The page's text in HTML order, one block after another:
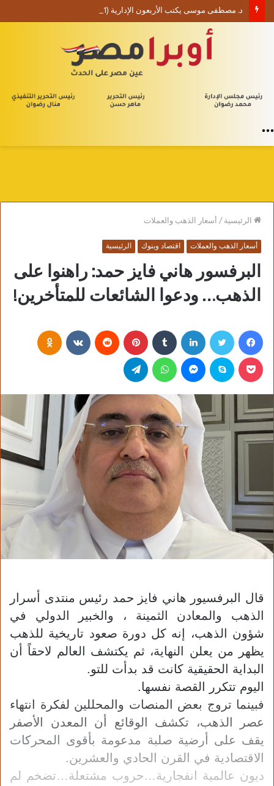
د. مصطفى موسى يكتب الأربعون الإدارية (1) من يلا إدارة
الرئيسية/أسعار الذهب والعملات
أسعار الذهب والعملات اقتصاد وبنوك الرئيسية
البرفسور هاني فايز حمد: راهنوا على
الذهب… ودعوا الشائعات للمتأخرين!
قال البرفسيور هاني فايز حمد رئيس منتدى أسرار
الذهب والمعادن الثمينة ، والخبير الدولي في
شؤون الذهب، إنه كل دورة صعود تاريخية للذهب
يظهر من يعلن النهاية، ثم يكتشف العالم لاحقاً أن
البداية الحقيقية كانت قد بدأت للتو.
اليوم تتكرر القصة نفسها.
فبينما تروج بعض المنصات والمحللين لفكرة انتهاء
عصر الذهب، تكشف الوقائع أن المعدن الأصفر
يقف على أرضية صلبة مدعومة بأقوى المحركات
الاقتصادية في القرن الحادي والعشرين.
ديون عالمية انفجارية… حروب مشتعلة…تضخم لم